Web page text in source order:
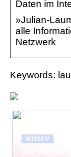
Daten im
»Julian-
alle
Netzwerk
Keywords:
WISSEN